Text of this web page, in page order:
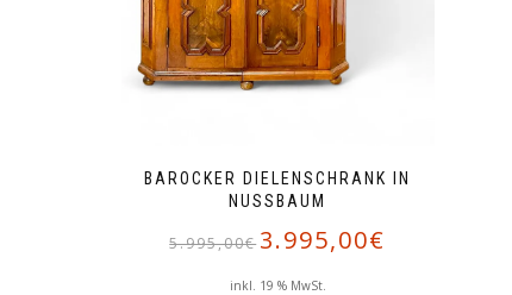
BAROCKER DIELENSCHRANK IN
NUSSBAUM
5.995,00€
Ursprünglicher
Preis
3.995,00€
inkl. 19 % MwSt.